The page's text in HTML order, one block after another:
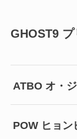
GHOST9 プ
ATBO オ・
POW ヒョン